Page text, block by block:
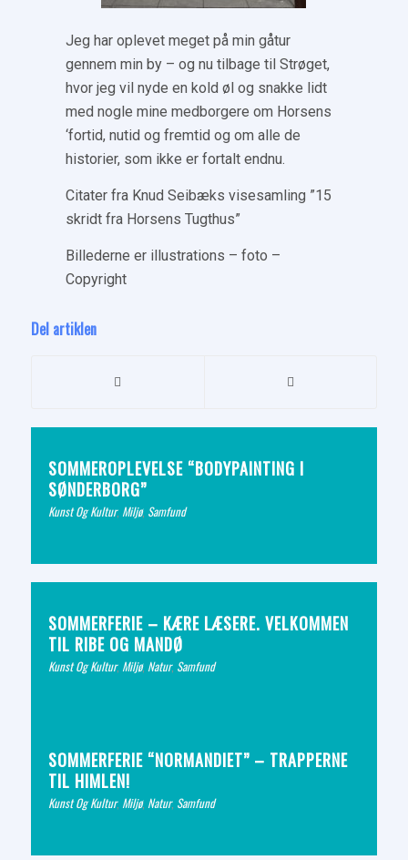
Jeg har oplevet meget på min gåtur
gennem min by – og nu tilbage til Strøget,
hvor jeg vil nyde en kold øl og snakke lidt
med nogle mine medborgere om Horsens
‘fortid, nutid og fremtid og om alle de
historier, som ikke er fortalt endnu.
Citater fra Knud Seibæks visesamling ”15
skridt fra Horsens Tugthus”
Billederne er illustrations – foto –
Copyright
Del artiklen
SOMMEROPLEVELSE “BODYPAINTING I
SØNDERBORG”
Kunst Og Kultur, Miljø, Samfund
SOMMERFERIE – KÆRE LÆSERE. VELKOMMEN
TIL RIBE OG MANDØ
Kunst Og Kultur, Miljø, Natur, Samfund
SOMMERFERIE “NORMANDIET” – TRAPPERNE
TIL HIMLEN!
Kunst Og Kultur, Miljø, Natur, Samfund